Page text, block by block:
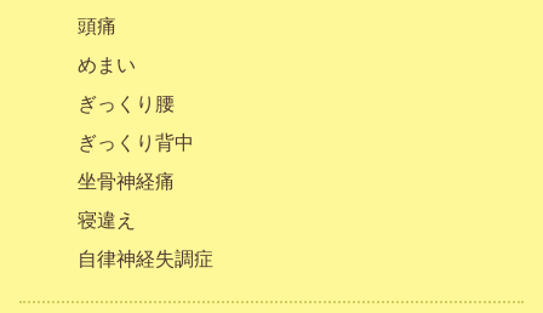
頭痛
めまい
ぎっくり腰
ぎっくり背中
坐骨神経痛
寝違え
自律神経失調症